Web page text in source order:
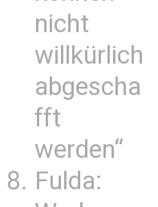
nicht
willkürlich
abgescha
fft
werden“
Fulda: